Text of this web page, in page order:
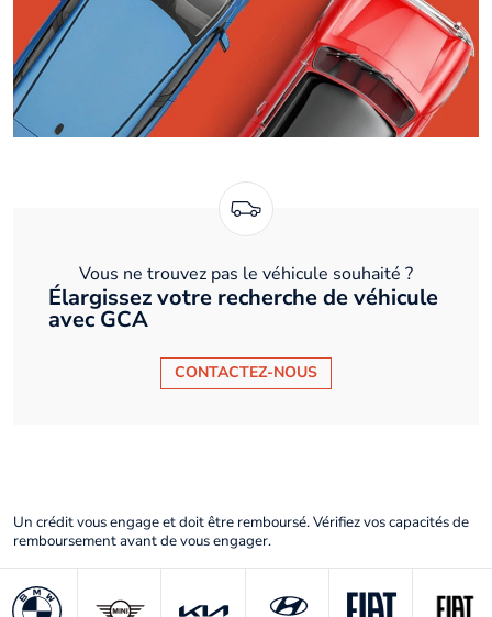
Vous ne trouvez pas le véhicule souhaité ?
Élargissez votre recherche de véhicule
avec GCA
CONTACTEZ-NOUS
Un crédit vous engage et doit être remboursé. Vérifiez vos capacités de
remboursement avant de vous engager.